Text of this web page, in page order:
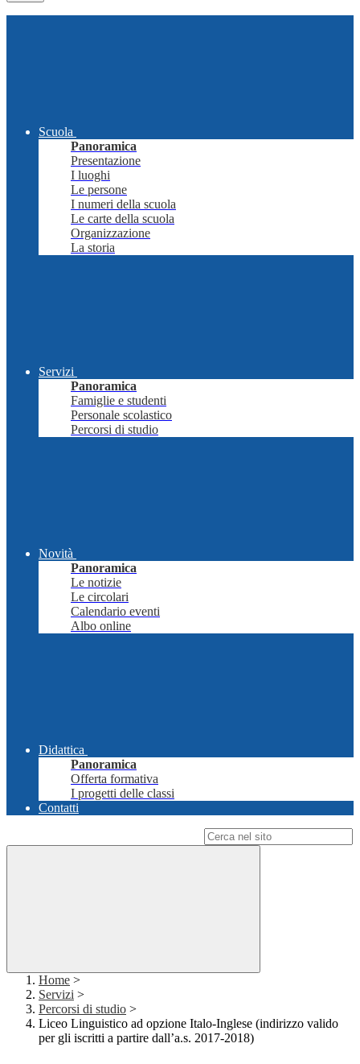
Scuola
Panoramica
Presentazione
I luoghi
Le persone
I numeri della scuola
Le carte della scuola
Organizzazione
La storia
Servizi
Panoramica
Famiglie e studenti
Personale scolastico
Percorsi di studio
Novità
Panoramica
Le notizie
Le circolari
Calendario eventi
Albo online
Didattica
Panoramica
Offerta formativa
I progetti delle classi
Contatti
Home >
Servizi >
Percorsi di studio >
Liceo Linguistico ad opzione Italo-Inglese (indirizzo valido
per gli iscritti a partire dall’a.s. 2017-2018)